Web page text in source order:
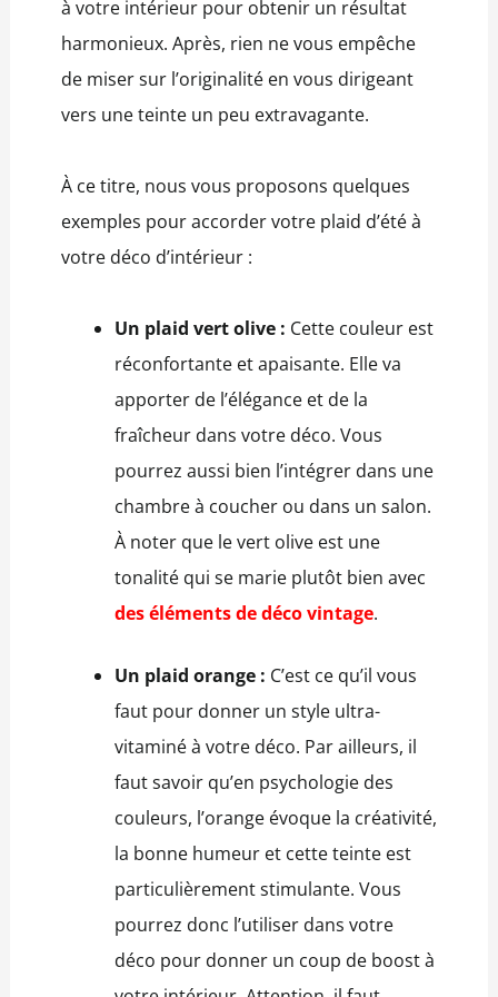
à votre intérieur pour obtenir un résultat
harmonieux. Après, rien ne vous empêche
de miser sur l’originalité en vous dirigeant
vers une teinte un peu extravagante.
À ce titre, nous vous proposons quelques
exemples pour accorder votre plaid d’été à
votre déco d’intérieur :
Un plaid vert olive : Cette couleur est
réconfortante et apaisante. Elle va
apporter de l’élégance et de la
fraîcheur dans votre déco. Vous
pourrez aussi bien l’intégrer dans une
chambre à coucher ou dans un salon.
À noter que le vert olive est une
tonalité qui se marie plutôt bien avec
des éléments de déco vintage.
Un plaid orange : C’est ce qu’il vous
faut pour donner un style ultra-
vitaminé à votre déco. Par ailleurs, il
faut savoir qu’en psychologie des
couleurs, l’orange évoque la créativité,
la bonne humeur et cette teinte est
particulièrement stimulante. Vous
pourrez donc l’utiliser dans votre
déco pour donner un coup de boost à